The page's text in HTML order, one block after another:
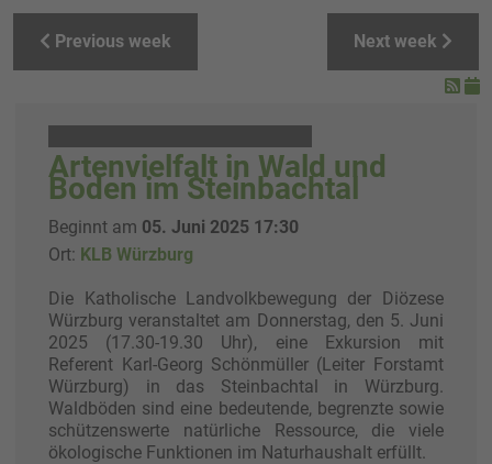
Previous week Next week
Artenvielfalt in Wald und
Boden im Steinbachtal
Beginnt am 05. Juni 2025 17:30
Ort: KLB Würzburg
Die Katholische Landvolkbewegung der Diözese
Würzburg veranstaltet am Donnerstag, den 5. Juni
2025 (17.30-19.30 Uhr), eine Exkursion mit
Referent Karl-Georg Schönmüller (Leiter Forstamt
Würzburg) in das Steinbachtal in Würzburg.
Waldböden sind eine bedeutende, begrenzte sowie
schützenswerte natürliche Ressource, die viele
ökologische Funktionen im Naturhaushalt erfüllt.